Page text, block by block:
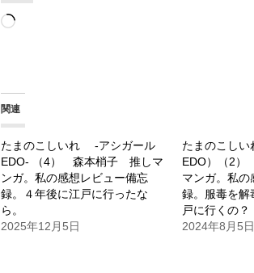
読
み
中…
関連
たまのこしいれ -アシガール
EDO- （4） 森本梢子 推しマ
ンガ。私の感想レビュー備忘
録。４年後に江戸に行ったな
ら。
2025年12月5日
たまのこし
EDO）（2
マンガ。私
録。服毒を解
戸に行くの？
2024年8月5